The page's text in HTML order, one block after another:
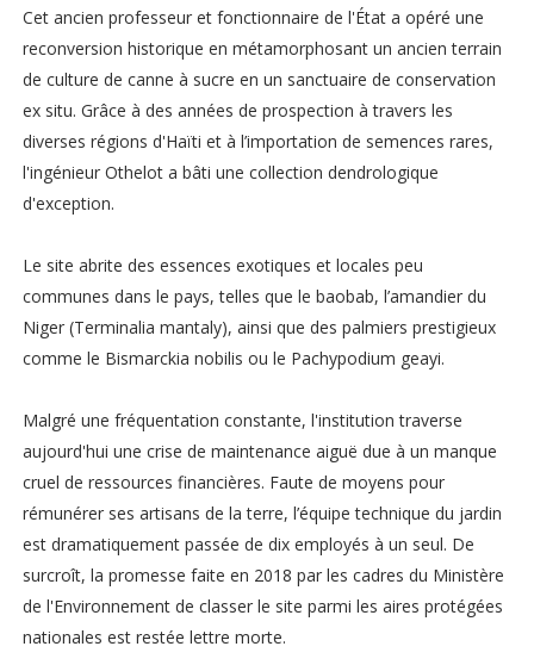
Cet ancien professeur et fonctionnaire de l'État a opéré une
reconversion historique en métamorphosant un ancien terrain
de culture de canne à sucre en un sanctuaire de conservation
ex situ. Grâce à des années de prospection à travers les
diverses régions d'Haïti et à l’importation de semences rares,
l'ingénieur Othelot a bâti une collection dendrologique
d'exception.
Le site abrite des essences exotiques et locales peu
communes dans le pays, telles que le baobab, l’amandier du
Niger (Terminalia mantaly), ainsi que des palmiers prestigieux
comme le Bismarckia nobilis ou le Pachypodium geayi.
Malgré une fréquentation constante, l'institution traverse
aujourd'hui une crise de maintenance aiguë due à un manque
cruel de ressources financières. Faute de moyens pour
rémunérer ses artisans de la terre, l’équipe technique du jardin
est dramatiquement passée de dix employés à un seul. De
surcroît, la promesse faite en 2018 par les cadres du Ministère
de l'Environnement de classer le site parmi les aires protégées
nationales est restée lettre morte.